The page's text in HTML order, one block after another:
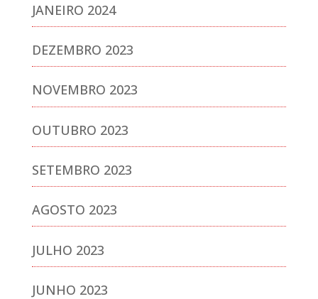
JANEIRO 2024
DEZEMBRO 2023
NOVEMBRO 2023
OUTUBRO 2023
SETEMBRO 2023
AGOSTO 2023
JULHO 2023
JUNHO 2023